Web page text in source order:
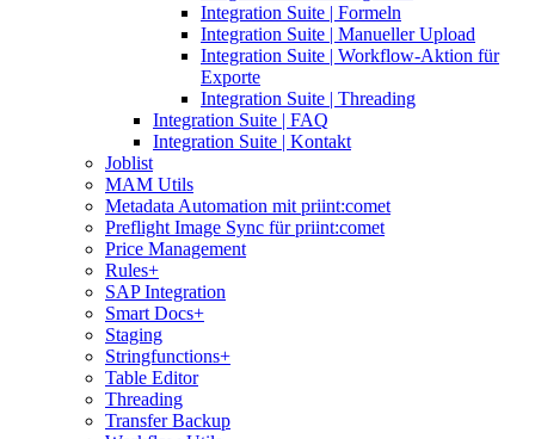
Integration Suite | Formeln
Integration Suite | Manueller Upload
Integration Suite | Workflow-Aktion für
Exporte
Integration Suite | Threading
Integration Suite | FAQ
Integration Suite | Kontakt
Joblist
MAM Utils
Metadata Automation mit priint:comet
Preflight Image Sync für priint:comet
Price Management
Rules+
SAP Integration
Smart Docs+
Staging
Stringfunctions+
Table Editor
Threading
Transfer Backup